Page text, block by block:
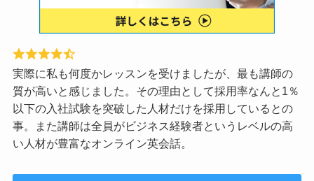
実際に私も何度かレッスンを受けましたが、最も講師の
質が高いと感じました。その理由として採用率なんと1％
以下の入社試験を突破した人材だけを採用しているとの
事。また講師は全員がビジネス経験者というレベルの高
い人材が豊富なオンライン英会話。